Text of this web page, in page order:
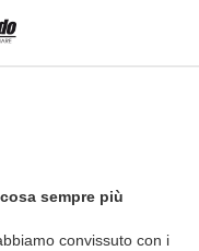
sempre più
convissuto con i